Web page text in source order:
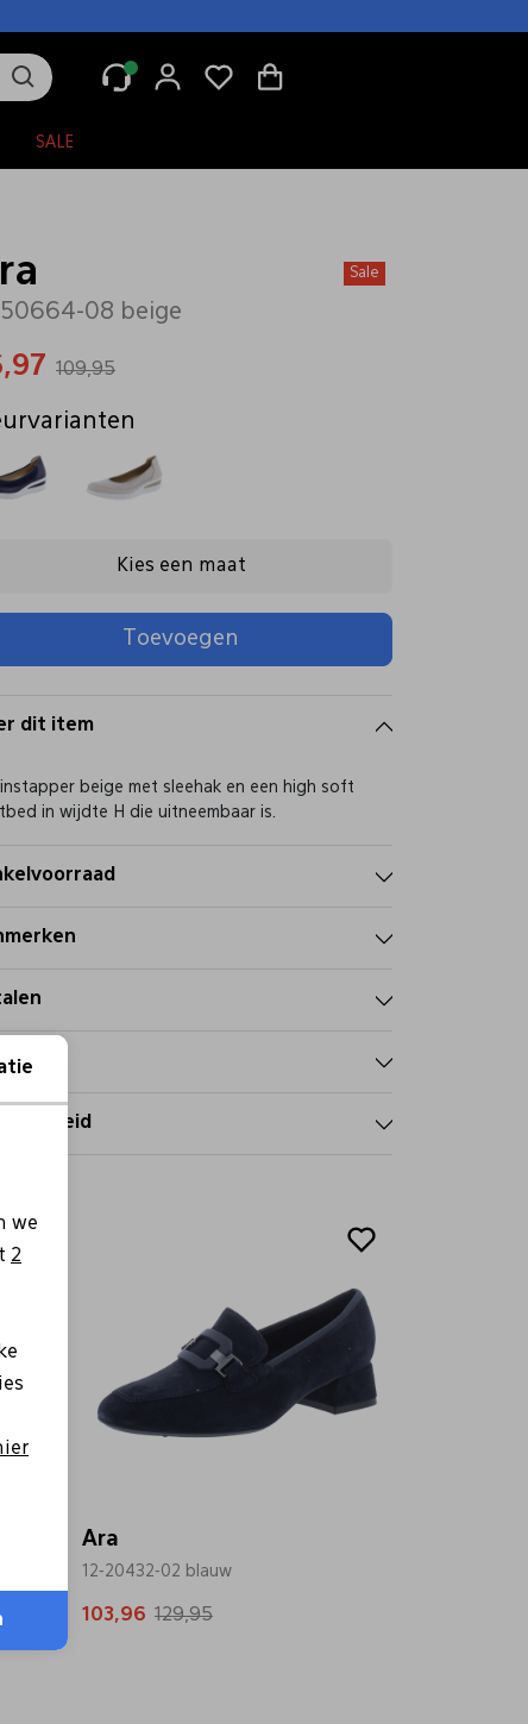
SALE
50664-08 beige
Sale
109,95
Kies een maat
Toevoegen
dit item
beige met sleehak en een high soft
in wijdte H die uitneembaar is.
Ara
12-20432-02 blauw
103,96 129,95
we
2